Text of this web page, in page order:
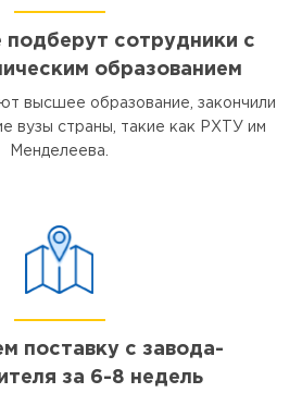
сотрудники с
образованием
высшее образование, закончили
вузы страны, такие как РХТУ им
Менделеева.
поставку с завода-
за 6-8 недель